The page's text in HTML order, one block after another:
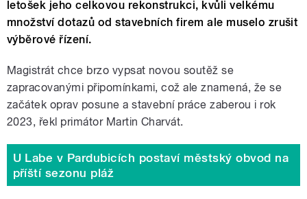
letošek jeho celkovou rekonstrukci, kvůli velkému
množství dotazů od stavebních firem ale muselo zrušit
výběrové řízení.
Magistrát chce brzo vypsat novou soutěž se
zapracovanými připomínkami, což ale znamená, že se
začátek oprav posune a stavební práce zaberou i rok
2023, řekl primátor Martin Charvát.
U Labe v Pardubicích postaví městský obvod na
příští sezonu pláž